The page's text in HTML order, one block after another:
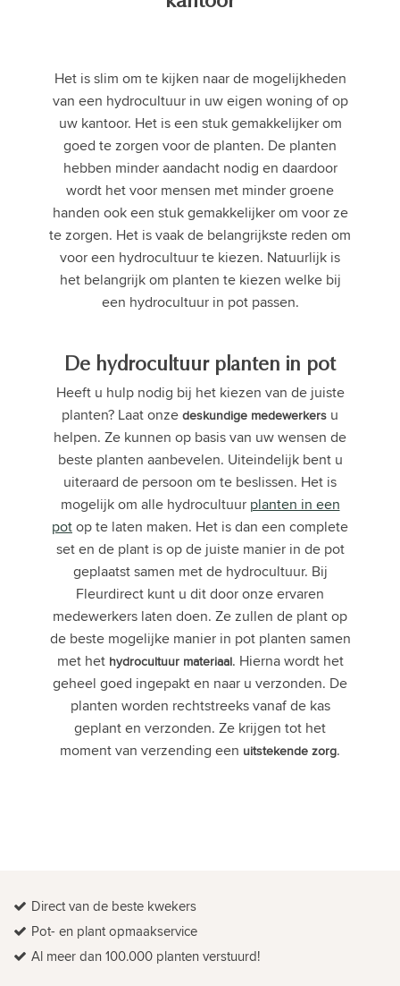
Het is slim om te kijken naar de mogelijkheden
van een hydrocultuur in uw eigen woning of op
uw kantoor. Het is een stuk gemakkelijker om
goed te zorgen voor de planten. De planten
hebben minder aandacht nodig en daardoor
wordt het voor mensen met minder groene
handen ook een stuk gemakkelijker om voor ze
te zorgen. Het is vaak de belangrijkste reden om
voor een hydrocultuur te kiezen. Natuurlijk is
het belangrijk om planten te kiezen welke bij
een hydrocultuur in pot passen.
De hydrocultuur planten in pot
Heeft u hulp nodig bij het kiezen van de juiste
planten? Laat onze deskundige medewerkers u
helpen. Ze kunnen op basis van uw wensen de
beste planten aanbevelen. Uiteindelijk bent u
uiteraard de persoon om te beslissen. Het is
mogelijk om alle hydrocultuur planten in een
potop te laten maken. Het is dan een complete
set en de plant is op de juiste manier in de pot
geplaatst samen met de hydrocultuur. Bij
Fleurdirect kunt u dit door onze ervaren
medewerkers laten doen. Ze zullen de plant op
de beste mogelijke manier in pot planten samen
met het hydrocultuur materiaal. Hierna wordt het
geheel goed ingepakt en naar u verzonden. De
planten worden rechtstreeks vanaf de kas
geplant en verzonden. Ze krijgen tot het
moment van verzending een uitstekende zorg.
Direct van de beste kwekers
Pot- en plant opmaakservice
Al meer dan 100.000 planten verstuurd!